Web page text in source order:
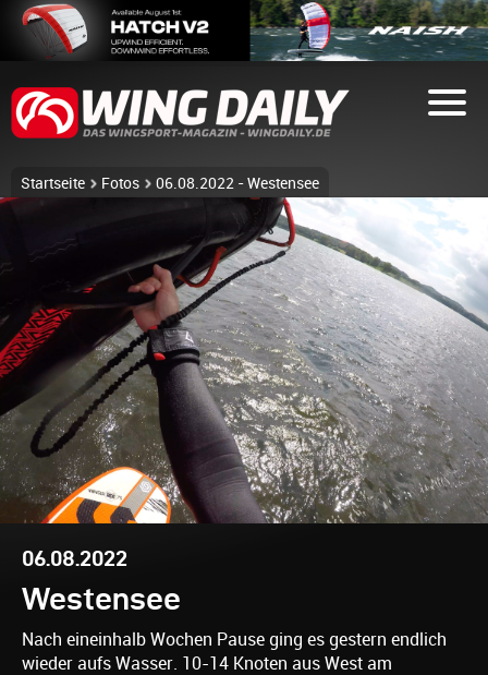
Startseite Fotos 06.08.2022 - Westensee
06.08.2022
Westensee
Nach eineinhalb Wochen Pause ging es gestern endlich
wieder aufs Wasser. 10-14 Knoten aus West am